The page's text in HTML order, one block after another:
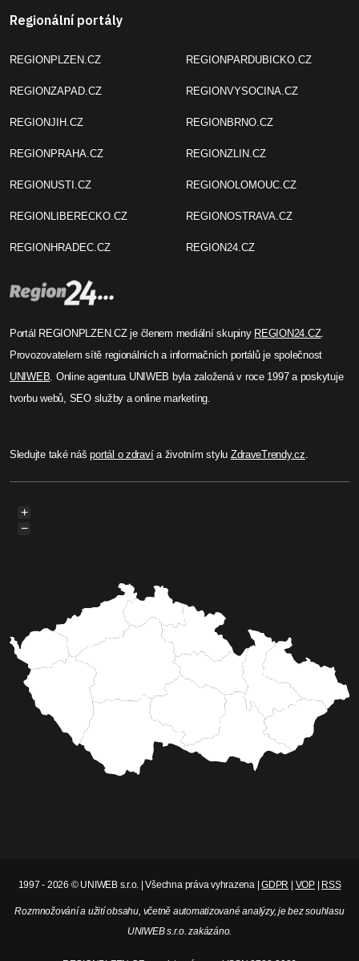
Regionální portály
REGIONPLZEN.CZ
REGIONZAPAD.CZ
REGIONJIH.CZ
REGIONPRAHA.CZ
REGIONUSTI.CZ
REGIONLIBERECKO.CZ
REGIONHRADEC.CZ
REGIONPARDUBICKO.CZ
REGIONVYSOCINA.CZ
REGIONBRNO.CZ
REGIONZLIN.CZ
REGIONOLOMOUC.CZ
REGIONOSTRAVA.CZ
REGION24.CZ
Portál REGIONPLZEN.CZ je členem mediální skupiny REGION24.CZ.
Provozovatelem sítě regionálních a informačních portálů je společnost
UNIWEB . Online agentura UNIWEB byla založená v roce 1997 a poskytuje
tvorbu webů, SEO služby a online marketing.
Sledujte také nášportál o zdravía životním stylu ZdraveTrendy.cz
+
−
1997 - 2026 © UNIWEB s.r.o. | Všechna práva vyhrazena |GDPR | VOP| RSS
Rozmnožování a užití obsahu, včetně automatizované analýzy, je bez souhlasu
UNIWEB s.r.o. zakázáno.